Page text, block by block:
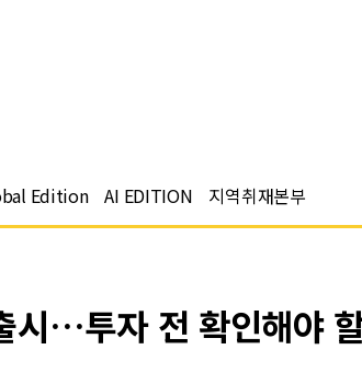
Edition AI EDITION 지역취재본부
시…투자 전 확인해야